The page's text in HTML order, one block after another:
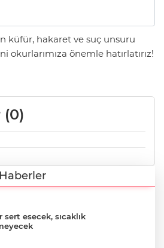
küfür, hakaret ve suç unsuru
önemle hatırlatırız!
(0)
sert esecek, sıcaklık